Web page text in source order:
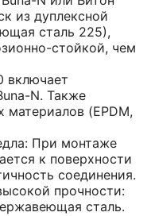
из дуплексной
сталь 225),
стойкой, чем
включает
N. Также
(EPDM,
При монтаже
к поверхности
соединения.
прочности:
сталь.